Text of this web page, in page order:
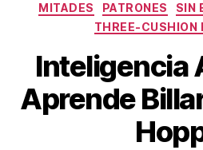
MITADES
PATRONES SIN
THREE-CUSHION
Inteligencia
Aprende